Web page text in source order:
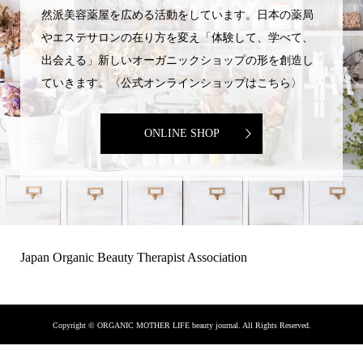
然派美容薬屋を広める活動をしています。日本の薬局
やエステサロンの在り方を変え「体験して、学べて、
出会える」新しいオーガニックショップの形を創造し
ていきます。〈公式オンラインショップはこちら〉
ONLINE SHOP
Japan Organic Beauty Therapist Association
Copyright ©ORGANIC MOTHER LIFE beauty journal. All Rights Reserved.